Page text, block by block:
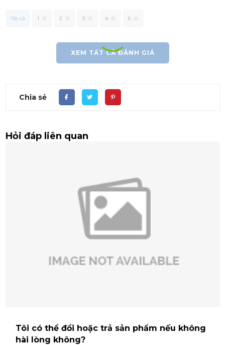
Tất cả 1 2 3 4 5
XEM TẤT CẢ ĐÁNH GIÁ
Chia sẻ
Hỏi đáp liên quan
Tôi có thể đổi hoặc trả sản phẩm nếu không
hài lòng không?